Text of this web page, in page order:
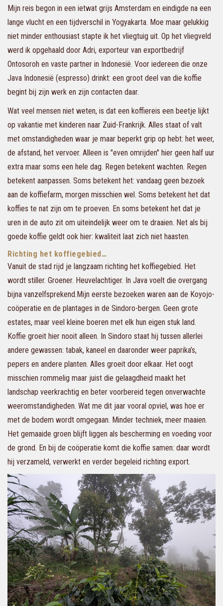
Mijn reis begon in een ietwat grijs Amsterdam en eindigde na een
lange vlucht en een tijdverschil in Yogyakarta. Moe maar gelukkig
niet minder enthousiast stapte ik het vliegtuig uit. Op het vliegveld
werd ik opgehaald door Adri, exporteur van exportbedrijf
Ontosoroh en vaste partner in Indonesië. Voor iedereen die onze
Java Indonesië (espresso) drinkt: een groot deel van die koffie
begint bij zijn werk en zijn contacten daar.
Wat veel mensen niet weten, is dat een koffiereis een beetje lijkt
op vakantie met kinderen naar Zuid-Frankrijk. Alles staat of valt
met omstandigheden waar je maar beperkt grip op hebt: het weer,
de afstand, het vervoer. Alleen is "even omrijden" hier geen half uur
extra maar soms een hele dag. Regen betekent wachten. Regen
betekent aanpassen. Soms betekent het: vandaag geen bezoek
aan de koffiefarm, morgen misschien wel. Soms betekent het dat
koffies te nat zijn om te proeven. En soms betekent het dat je
uren in de auto zit om uiteindelijk weer om te draaien. Net als bij
goede koffie geldt ook hier: kwaliteit laat zich niet haasten.
Richting het koffiegebied…
Vanuit de stad rijd je langzaam richting het koffiegebied. Het
wordt stiller. Groener. Heuvelachtiger. In Java voelt die overgang
bijna vanzelfsprekend.Mijn eerste bezoeken waren aan de Koyojo-
coöperatie en de plantages in de Sindoro-bergen. Geen grote
estates, maar veel kleine boeren met elk hun eigen stuk land.
Koffie groeit hier nooit alleen. In Sindoro staat hij tussen allerlei
andere gewassen: tabak, kaneel en daaronder weer paprika’s,
pepers en andere planten. Alles groeit door elkaar. Het oogt
misschien rommelig maar juist die gelaagdheid maakt het
landschap veerkrachtig en beter voorbereid tegen onverwachte
weeromstandigheden. Wat me dit jaar vooral opviel, was hoe er
met de bodem wordt omgegaan. Minder techniek, meer maaien.
Het gemaaide groen blijft liggen als bescherming en voeding voor
de grond. En bij de coöperatie komt die koffie samen: daar wordt
hij verzameld, verwerkt en verder begeleid richting export.